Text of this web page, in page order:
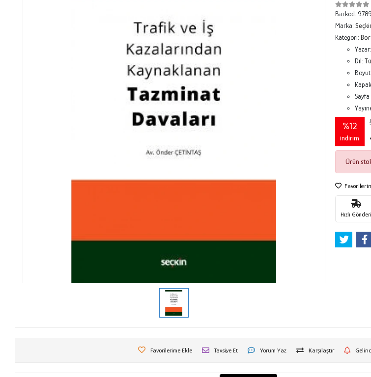
Barkod:
Marka:
Kategori:
Yazar:
Dil:
Boyut:
Sayfa
%12
indirim
Ürün
Hızlı Gönderi
Favorilerime Ekle Tavsiye Et Yorum Yaz Karşılaştır